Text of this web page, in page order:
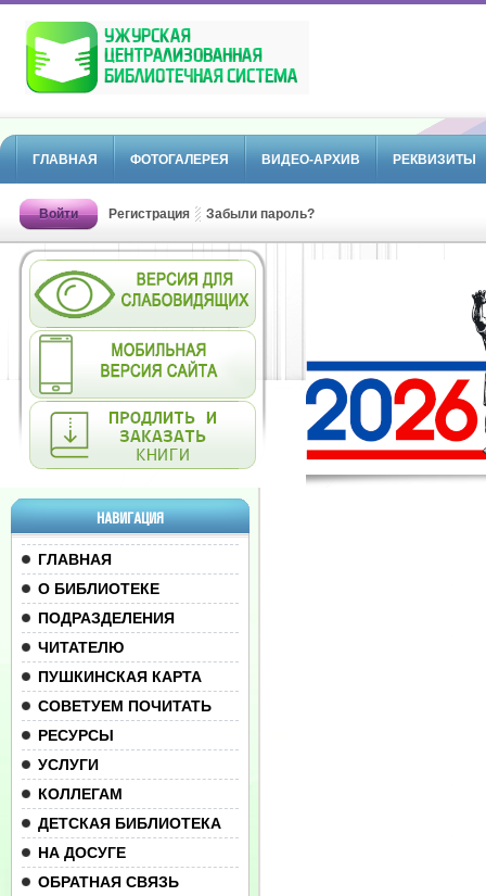
ГЛАВНАЯ ФОТОГАЛЕРЕЯ ВИДЕО-АРХИВ РЕКВИЗИТЫ
Войти Регистрация Забыли пароль?
НАВИГАЦИЯ
ГЛАВНАЯ
О БИБЛИОТЕКЕ
ПОДРАЗДЕЛЕНИЯ
ЧИТАТЕЛЮ
ПУШКИНСКАЯ КАРТА
СОВЕТУЕМ ПОЧИТАТЬ
РЕСУРСЫ
УСЛУГИ
КОЛЛЕГАМ
ДЕТСКАЯ БИБЛИОТЕКА
НА ДОСУГЕ
ОБРАТНАЯ СВЯЗЬ